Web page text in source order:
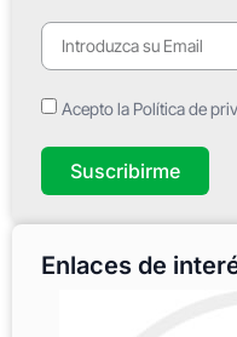
Acepto la Política de
Suscribirme
Enlaces de